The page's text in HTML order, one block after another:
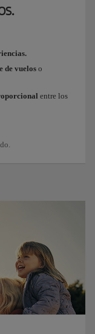
de vuelos o
entre los